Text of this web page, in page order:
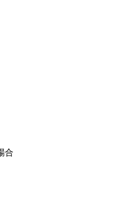
合